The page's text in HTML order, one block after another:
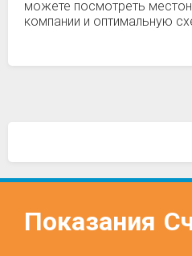
можете посмотреть
компании и оптимальную
Показания